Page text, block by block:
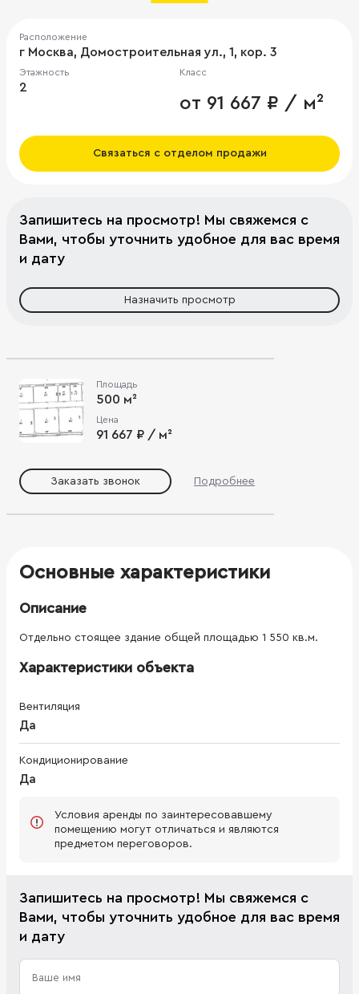
Расположение
г Москва, Домостроительная ул., 1, кор. 3
Этажность
2
Класс
от 91 667 ₽ / м²
Связаться с отделом продажи
Запишитесь на просмотр! Мы свяжемся с
Вами, чтобы уточнить удобное для вас время
и дату
Назначить просмотр
Площадь
500 м²
Цена
91 667 ₽ / м²
Заказать звонок Подробнее
Основные характеристики
Описание
Отдельно стоящее здание общей площадью 1 550 кв.м.
Характеристики объекта
Вентиляция
Да
Кондиционирование
Да
Условия аренды по заинтересовавшему
помещению могут отличаться и являются
предметом переговоров.
Запишитесь на просмотр! Мы свяжемся с
Вами, чтобы уточнить удобное для вас время
и дату